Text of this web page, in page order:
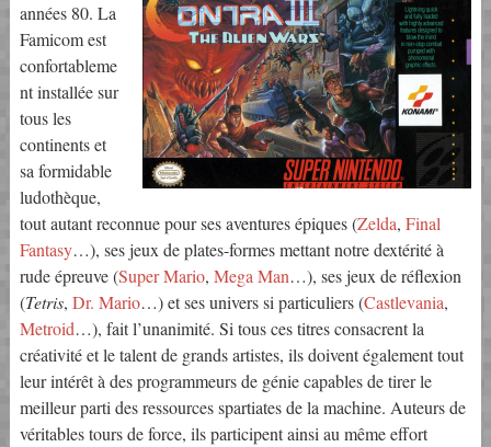
années 80. La
Famicom est
confortableme
nt installée sur
tous les
continents et
sa formidable
ludothèque,
tout autant reconnue pour ses aventures épiques (Zelda, Final
Fantasy…), ses jeux de plates-formes mettant notre dextérité à
rude épreuve (Super Mario, Mega Man…), ses jeux de réflexion
(Tetris, Dr. Mario…) et ses univers si particuliers (Castlevania,
Metroid…), fait l’unanimité. Si tous ces titres consacrent la
créativité et le talent de grands artistes, ils doivent également tout
leur intérêt à des programmeurs de génie capables de tirer le
meilleur parti des ressources spartiates de la machine. Auteurs de
véritables tours de force, ils participent ainsi au même effort